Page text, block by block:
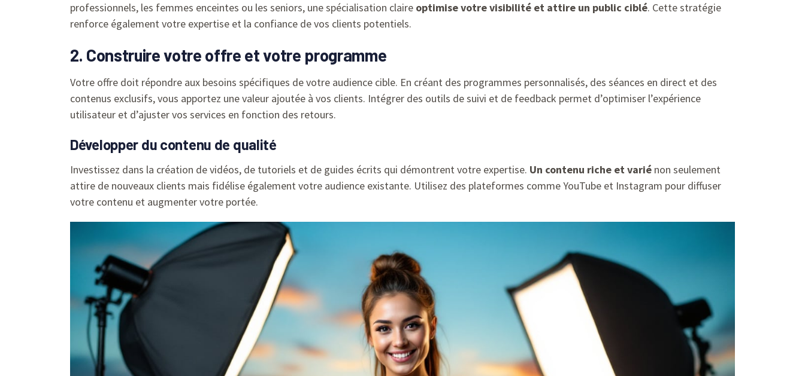
professionnels, les femmes enceintes ou les seniors, une spécialisation claire optimise votre visibilité et attire un public ciblé. Cette stratégie
renforce également votre expertise et la confiance de vos clients potentiels.
2. Construire votre offre et votre programme
Votre offre doit répondre aux besoins spécifiques de votre audience cible. En créant des programmes personnalisés, des séances en direct et des
contenus exclusifs, vous apportez une valeur ajoutée à vos clients. Intégrer des outils de suivi et de feedback permet d’optimiser l’expérience
utilisateur et d’ajuster vos services en fonction des retours.
Développer du contenu de qualité
Investissez dans la création de vidéos, de tutoriels et de guides écrits qui démontrent votre expertise. Un contenu riche et varié non seulement
attire de nouveaux clients mais fidélise également votre audience existante. Utilisez des plateformes comme YouTube et Instagram pour diffuser
votre contenu et augmenter votre portée.